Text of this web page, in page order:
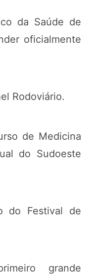
da Saúde de
oficialmente
Rodoviário.
de Medicina
do Sudoeste
do Festival de
grande